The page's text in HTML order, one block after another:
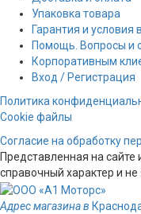
Упаковка товара
Гарантия и условия
Помощь. Вопросы и
Корпоративным
Вход / Регистрация
Политика
Cookie файлы
Согласие на обработку
Представленная на
справочный характер и
Адрес магазина в